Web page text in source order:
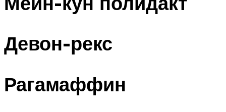
Девон-рекс
Рагамаффин